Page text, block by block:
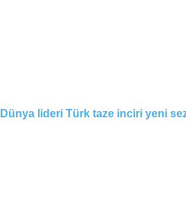
Dünya lideri Türk taze inciri yeni